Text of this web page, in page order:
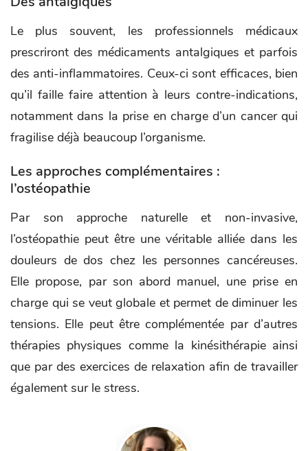
Le plus souvent, les professionnels médicaux
prescriront des médicaments antalgiques et parfois
des anti-inflammatoires. Ceux-ci sont efficaces, bien
qu’il faille faire attention à leurs contre-indications,
notamment dans la prise en charge d’un cancer qui
fragilise déjà beaucoup l’organisme.
Les approches complémentaires :
l’ostéopathie
Par son approche naturelle et non-invasive,
l’ostéopathie peut être une véritable alliée dans les
douleurs de dos chez les personnes cancéreuses.
Elle propose, par son abord manuel, une prise en
charge qui se veut globale et permet de diminuer les
tensions. Elle peut être complémentée par d’autres
thérapies physiques comme la kinésithérapie ainsi
que par des exercices de relaxation afin de travailler
également sur le stress.